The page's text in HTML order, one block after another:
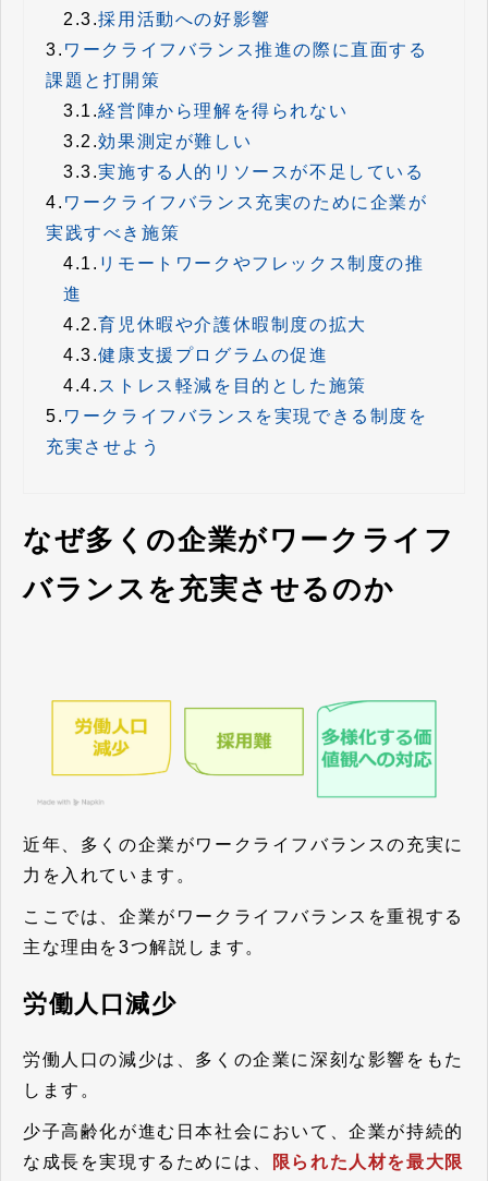
2.3.採用活動への好影響
3. ワークライフバランス推進の際に直面する
課題と打開策
3.1.経営陣から理解を得られない
3.2.効果測定が難しい
3.3.実施する人的リソースが不足している
4. ワークライフバランス充実のために企業が
実践すべき施策
4.1. リモートワークやフレックス制度の推
進
4.2.育児休暇や介護休暇制度の拡大
4.3.健康支援プログラムの促進
4.4. ストレス軽減を目的とした施策
5. ワークライフバランスを実現できる制度を
充実させよう
なぜ多くの企業がワークライフ
バランスを充実させるのか
近年、多くの企業がワークライフバランスの充実に
力を入れています。
ここでは、企業がワークライフバランスを重視する
主な理由を3つ解説します。
労働人口減少
労働人口の減少は、多くの企業に深刻な影響をもた
します。
少子高齢化が進む日本社会において、企業が持続的
な成長を実現するためには、
限られた人材を最大限